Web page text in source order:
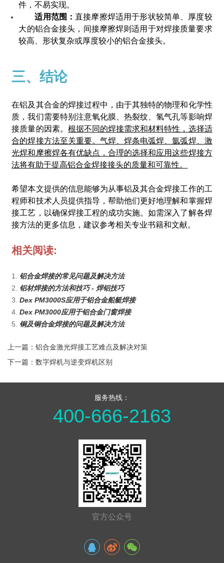
件，不易实现。
适用范围：直接摩擦焊适用于形状较简单、厚度较
大的铝合金接头，间接摩擦焊则适用于对焊接质量要求
较高、形状复杂或厚度较小的铝合金接头。
三、结论
在铝及其合金的焊接过程中，由于其独特的物理和化学性
质，我们需要特别注意氧化膜、热裂纹、氢气孔等影响焊
接质量的因素。 根据不同的焊接需求和材料特性，选择适
合的焊接方法至关重要。气焊、焊条电弧焊、氩弧焊、激
光焊和摩擦焊各有优缺点，合理的选择和应用这些焊接方
法将有助于提高铝合金焊接接头的质量和可靠性。
希望本文提供的信息能够为从事铝及其合金焊接工作的工
程师和技术人员提供指导，帮助他们更好地理解和掌握焊
接工艺，以确保焊接工程的成功实施。如需深入了解各焊
接方法的更多信息，建议参考相关专业书籍和文献。
相关阅读:
1. 铝合金焊接的常见问题及解决方法
2. 铝材焊接的方法和技巧 - 焊铝技巧
3.Dex PM3000S应用于铝合金船艇焊接
4.Dex PM3000应用于铝合金门窗焊接
5. 铜及铜合金焊接的问题及解决方法
上一篇：铝合金激光焊接工艺难点及解决对策
下一篇：数字焊机与逆变焊机区别
服务热线：
400-666-2163
官方公众号